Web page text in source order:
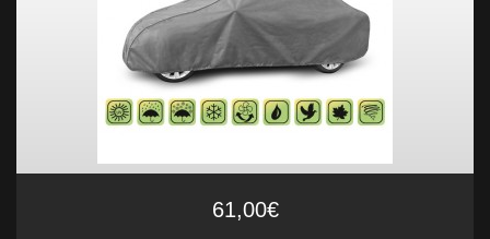
61,00€